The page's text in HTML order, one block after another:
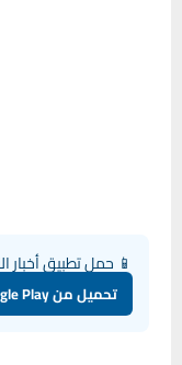
📱 حمل تطبيق أخبار
تحميل من Google Play